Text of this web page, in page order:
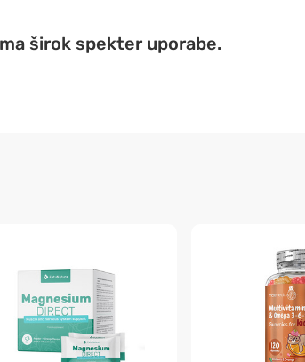
širok spekter uporabe.